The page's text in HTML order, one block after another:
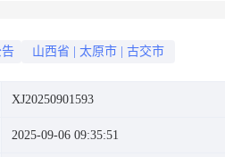
山西省 太原市 古交市
XJ20250901593
2025-09-06 09:35:51